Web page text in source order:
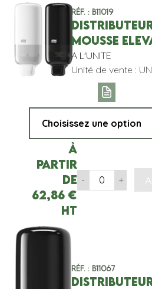
Réf. : B11019
MOUSSE
A L'UNITE
Unité de vente :
À
partir
de
62,86 €
HT
- +
Réf. : B11067